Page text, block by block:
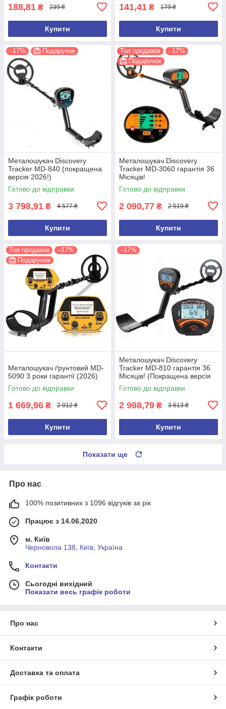
188,81 ₴ 239 ₴
Купити
141,41 ₴ 179 ₴
Купити
–17% Подарунок
Металошукач Discovery
Tracker MD-840 (покращена
версія 2026!)
Готово до відправки
3 798,91 ₴ 4 577 ₴
Купити
Топ продажів
–17%
Подарунок
Металошукач Discovery
Tracker MD-3060 гарантія 36
Місяців!
Готово до відправки
2 090,77 ₴ 2 519 ₴
Купити
Топ продажів
–17%
Подарунок
Металошукач ґрунтовий MD-
5090 3 роки гарантії (2026)
Готово до відправки
1 669,96 ₴ 2 012 ₴
Купити
–17%
Металошукач Discovery
Tracker MD-810 гарантія 36
Місяців! (Покращена версія
2026 року)
Готово до відправки
2 998,79 ₴ 3 613 ₴
Купити
Показати ще
Про нас
100% позитивних з 1096 відгуків за рік
Працює з 14.06.2020
м. Київ
Черновола 138, Київ, Україна
Контакти
Сьогодні вихідний
Показати весь графік роботи
Про нас
Контакти
Доставка та оплата
Графік роботи